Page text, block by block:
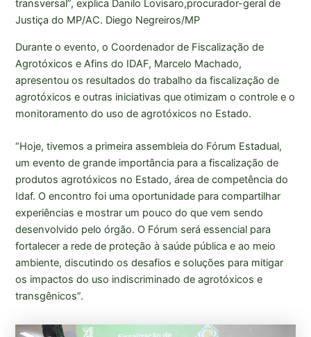
transversal”, explica Danilo Lovisaro,procurador-geral de
Justiça do MP/AC. Diego Negreiros/MP
Durante o evento, o Coordenador de Fiscalização de
Agrotóxicos e Afins do IDAF, Marcelo Machado,
apresentou os resultados do trabalho da fiscalização de
agrotóxicos e outras iniciativas que otimizam o controle e o
monitoramento do uso de agrotóxicos no Estado.
“Hoje, tivemos a primeira assembleia do Fórum Estadual,
um evento de grande importância para a fiscalização de
produtos agrotóxicos no Estado, área de competência do
Idaf. O encontro foi uma oportunidade para compartilhar
experiências e mostrar um pouco do que vem sendo
desenvolvido pelo órgão. O Fórum será essencial para
fortalecer a rede de proteção à saúde pública e ao meio
ambiente, discutindo os desafios e soluções para mitigar
os impactos do uso indiscriminado de agrotóxicos e
transgênicos”.